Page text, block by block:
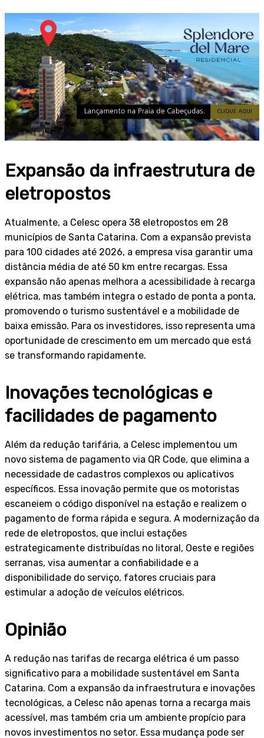
Expansão da infraestrutura de
eletropostos
Atualmente, a Celesc opera 38 eletropostos em 28
municípios de Santa Catarina. Com a expansão prevista
para 100 cidades até 2026, a empresa visa garantir uma
distância média de até 50 km entre recargas. Essa
expansão não apenas melhora a acessibilidade à recarga
elétrica, mas também integra o estado de ponta a ponta,
promovendo o turismo sustentável e a mobilidade de
baixa emissão. Para os investidores, isso representa uma
oportunidade de crescimento em um mercado que está
se transformando rapidamente.
Inovações tecnológicas e
facilidades de pagamento
Além da redução tarifária, a Celesc implementou um
novo sistema de pagamento via QR Code, que elimina a
necessidade de cadastros complexos ou aplicativos
específicos. Essa inovação permite que os motoristas
escaneiem o código disponível na estação e realizem o
pagamento de forma rápida e segura. A modernização da
rede de eletropostos, que inclui estações
estrategicamente distribuídas no litoral, Oeste e regiões
serranas, visa aumentar a confiabilidade e a
disponibilidade do serviço, fatores cruciais para
estimular a adoção de veículos elétricos.
Opinião
A redução nas tarifas de recarga elétrica é um passo
significativo para a mobilidade sustentável em Santa
Catarina. Com a expansão da infraestrutura e inovações
tecnológicas, a Celesc não apenas torna a recarga mais
acessível, mas também cria um ambiente propício para
novos investimentos no setor. Essa mudança pode ser